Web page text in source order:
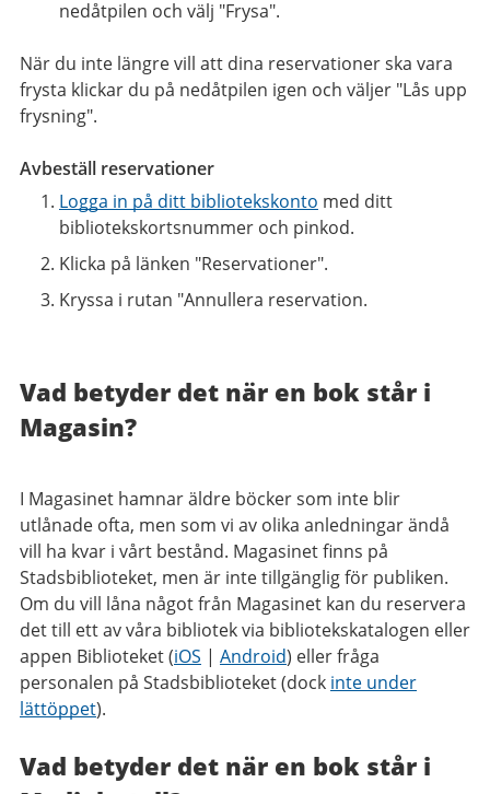
nedåtpilen och välj "Frysa".
När du inte längre vill att dina reservationer ska vara
frysta klickar du på nedåtpilen igen och väljer "Lås upp
frysning".
Avbeställ reservationer
Logga in på ditt bibliotekskonto med ditt
bibliotekskortsnummer och pinkod.
Klicka på länken "Reservationer".
Kryssa i rutan "Annullera reservation.
Vad betyder det när en bok står i
Magasin?
I Magasinet hamnar äldre böcker som inte blir
utlånade ofta, men som vi av olika anledningar ändå
vill ha kvar i vårt bestånd. Magasinet finns på
Stadsbiblioteket, men är inte tillgänglig för publiken.
Om du vill låna något från Magasinet kan du reservera
det till ett av våra bibliotek via bibliotekskatalogen eller
appen Biblioteket (iOS | Android) eller fråga
personalen på Stadsbiblioteket (dock inte under
lättöppet).
Vad betyder det när en bok står i